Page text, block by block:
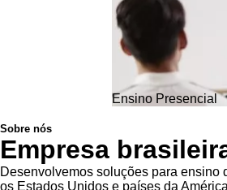
Ensino Presencial
Sobre nós
Empresa
Desenvolvemos soluções para ensino
os Estados Unidos e países da